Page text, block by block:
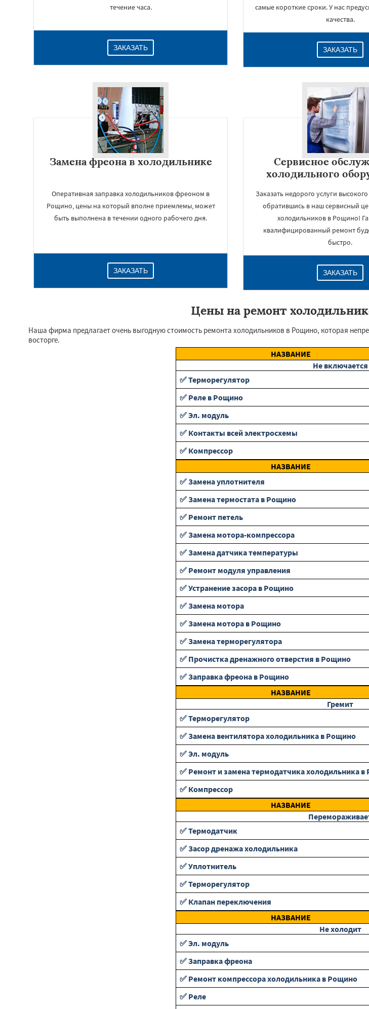
течение часа.
ЗАКАЗАТЬ
самые короткие сроки. У нас
качества.
ЗАКАЗАТЬ
Замена фреона в холодильнике
Оперативная заправка холодильников фреоном в
Рощино, цены на который вполне приемлемы, может
быть выполнена в течении одного рабочего дня.
ЗАКАЗАТЬ
Сервисное
холодильного
Заказать недорого услуги
обратившись в наш сервисный
холодильников в Рощино!
квалифицированный ремонт
быстро.
ЗАКАЗАТЬ
Цены на ремонт
Наша фирма предлагает очень выгодную стоимость ремонта холодильников в Рощино, которая
восторге.
НАЗВАНИЕ
Не включается
✅ Терморегулятор
✅ Реле в Рощино
✅ Эл. модуль
✅ Контакты всей электросхемы
✅ Компрессор
НАЗВАНИЕ
✅ Замена уплотнителя
✅ Замена термостата в Рощино
✅ Ремонт петель
✅ Замена мотора-компрессора
✅ Замена датчика температуры
✅ Ремонт модуля управления
✅ Устранение засора в Рощино
✅ Замена мотора
✅ Замена мотора в Рощино
✅ Замена терморегулятора
✅ Прочистка дренажного отверстия в Рощино
✅ Заправка фреона в Рощино
НАЗВАНИЕ
Гремит
✅ Терморегулятор
✅ Замена вентилятора холодильника в Рощино
✅ Эл. модуль
✅ Ремонт и замена термодатчика холодильника
✅ Компрессор
НАЗВАНИЕ
✅ Термодатчик
✅ Засор дренажа холодильника
✅ Уплотнитель
✅ Терморегулятор
✅ Клапан переключения
НАЗВАНИЕ
Не холодит
✅ Эл. модуль
✅ Заправка фреона
✅ Ремонт компрессора холодильника в Рощино
✅ Реле
Даю согласие на обработку